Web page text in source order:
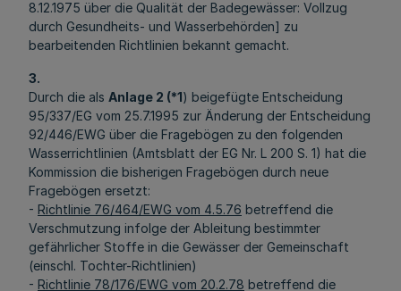
8.12.1975 über die Qualität der Badegewässer: Vollzug
durch Gesundheits- und Wasserbehörden] zu
bearbeitenden Richtlinien bekannt gemacht.
3.
Durch die als Anlage 2 (*1) beigefügte Entscheidung
95/337/EG vom 25.7.1995 zur Änderung der Entscheidung
92/446/EWG über die Fragebögen zu den folgenden
Wasserrichtlinien (Amtsblatt der EG Nr. L 200 S. 1) hat die
Kommission die bisherigen Fragebögen durch neue
Fragebögen ersetzt:
- Richtlinie 76/464/EWG vom 4.5.76 betreffend die
Verschmutzung infolge der Ableitung bestimmter
gefährlicher Stoffe in die Gewässer der Gemeinschaft
(einschl. Tochter-Richtlinien)
- Richtlinie 78/176/EWG vom 20.2.78 betreffend die